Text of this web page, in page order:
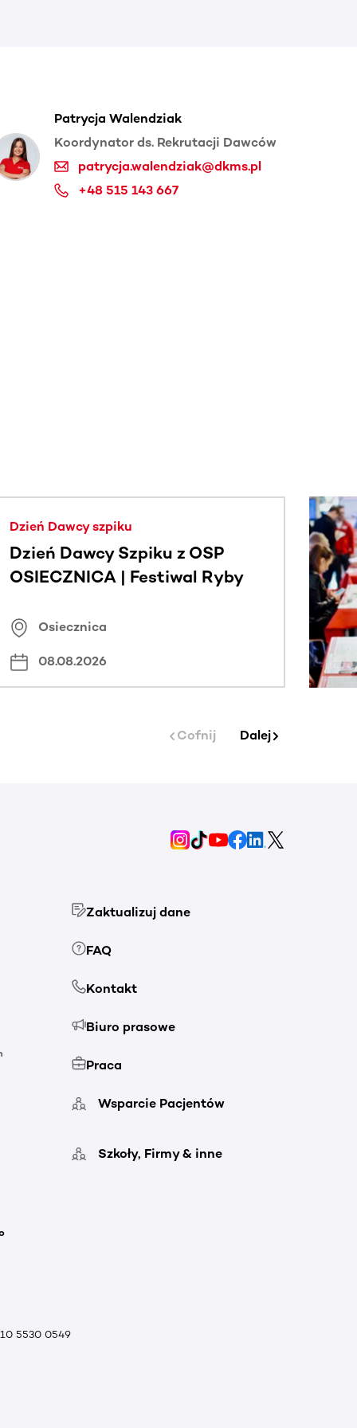
Patrycja Walendziak
Koordynator ds. Rekrutacji Dawców
patrycja.walendziak@dkms.pl
+48 515 143 667
Dzień Dawcy szpiku
Dzień Dawcy Szpiku z OSP
OSIECZNICA | Festiwal Ryby
Osiecznica
08.08.2026
Cofnij Dalej
Zaktualizuj dane
FAQ
Kontakt
Biuro prasowe
Praca
Wsparcie Pacjentów
Szkoły, Firmy & inne
5530 0549